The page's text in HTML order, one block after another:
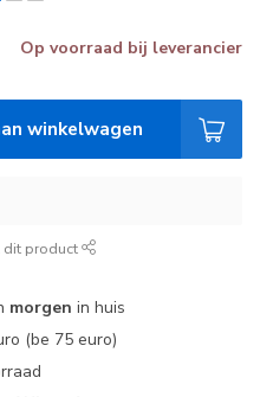
Op voorraad bij leverancier
winkelwagen
dit product
morgen in huis
(be 75 euro)